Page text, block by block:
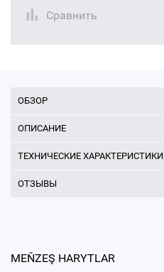
Сравнить
ОБЗОР
ОПИСАНИЕ
ТЕХНИЧЕСКИЕ ХАРАКТЕРИСТИКИ
ОТЗЫВЫ
MEŇZEŞ HARYTLAR